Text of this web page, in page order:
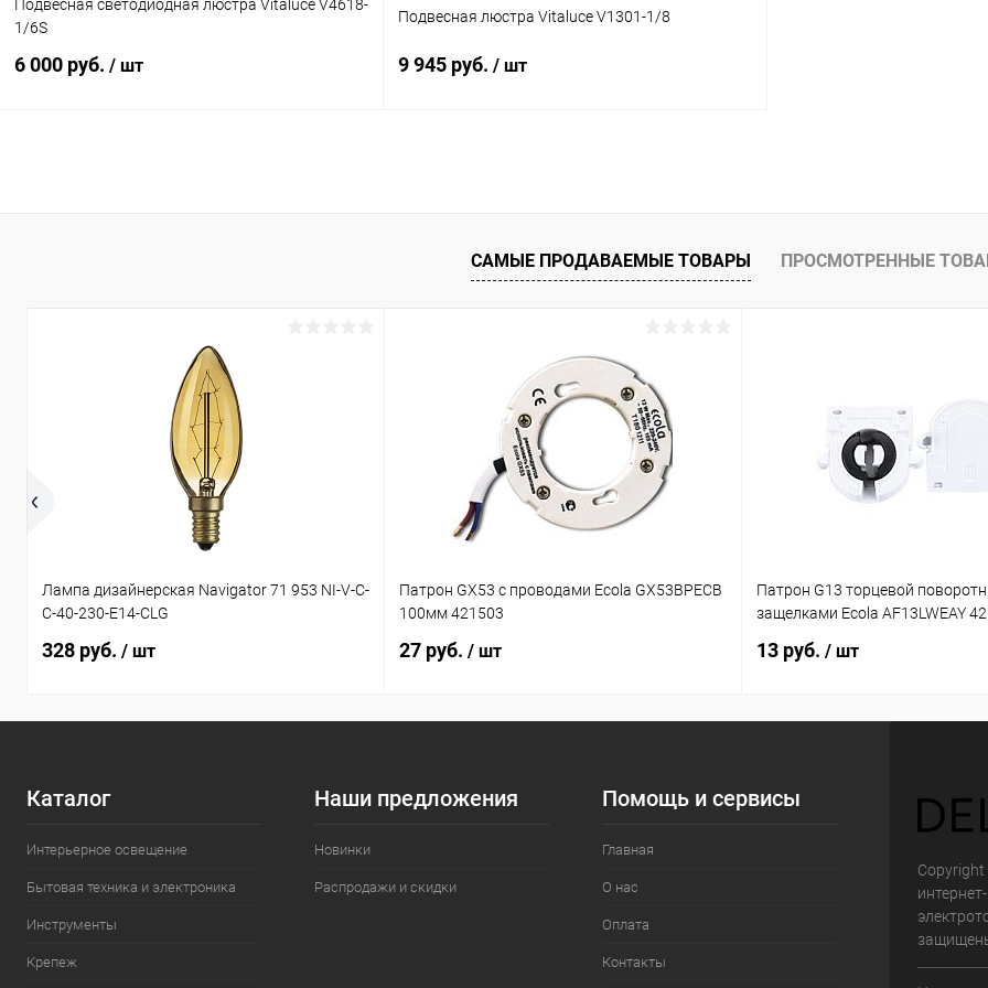
Подвесная светодиодная люстра Vitaluce V4618-
1/6S
6 000 руб. / шт
Купить в 1 клик Сравнение
Подвесная люстра Vitaluce V1301-1/8
9 945 руб. / шт
Купить в 1 клик Сравнение
В избранное В наличии
САМЫЕ ПРОДАВАЕМЫЕ ТОВАРЫ ПРОСМОТРЕННЫЕ
Лампа дизайнерская Navigator 71 953 NI-V-C-
C-40-230-E14-CLG
328 руб. / шт
Патрон GX53 с проводами Ecola GX53BPECB
100мм 421503
27 руб. / шт
Патрон G13 торцевой
защелками Ecola AF13LWEAY
13 руб. / шт
Каталог
Интерьерное освещение
Бытовая техника и электроника
Инструменты
Крепеж
Наши предложения
Новинки
Распродажи и скидки
Помощь и сервисы
Главная
О нас
Оплата
Контакты